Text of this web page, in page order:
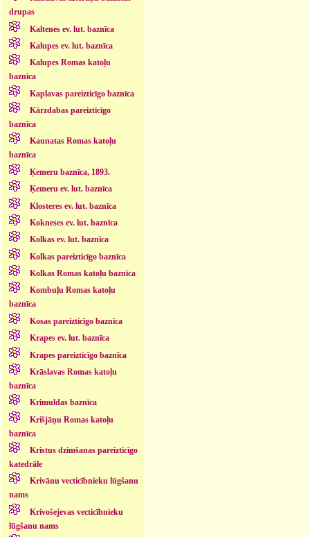
drupas
Kaltenes ev. lut. baznīca
Kalupes ev. lut. baznīca
Kalupes Romas katoļu
baznīca
Kaplavas pareizticīgo baznīca
Kārzdabas pareizticīgo
baznīca
Kaunatas Romas katoļu
baznīca
Ķemeru baznīca, 1893.
Ķemeru ev. lut. baznīca
Klosteres ev. lut. baznīca
Kokneses ev. lut. baznīca
Kolkas ev. lut. baznīca
Kolkas pareizticīgo baznīca
Kolkas Romas katoļu baznīca
Kombuļu Romas katoļu
baznīca
Kosas pareizticīgo baznīca
Krapes ev. lut. baznīca
Krapes pareizticīgo baznīca
Krāslavas Romas katoļu
baznīca
Krimuldas baznīca
Krišjāņu Romas katoļu
baznīca
Kristus dzimšanas pareizticīgo
katedrāle
Krivānu vecticībnieku lūgšanu
nams
Krivošejevas vecticībnieku
lūgšanu nams